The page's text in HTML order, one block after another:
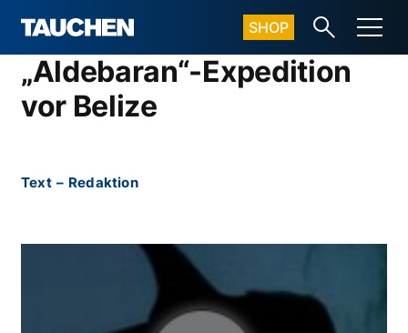
SHOP
„Aldebaran“-Expedition
vor Belize
Text – Redaktion